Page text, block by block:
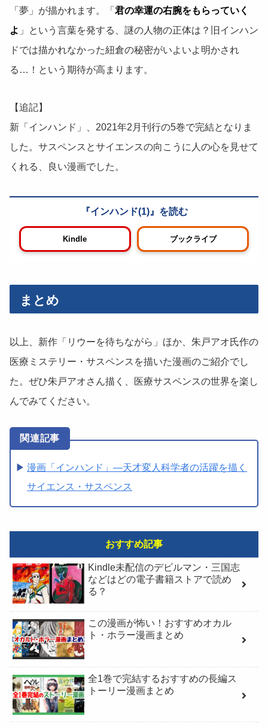
「夢」が描かれます。「 君の幸運の右腕をもらっていく
よ 」という言葉を発する、謎の人物の正体は？旧インハン
ドでは描かれなかった紐倉の秘密がいよいよ明かされ
る…！という期待が高まります。
【追記】
新「インハンド」、2021年2月刊行の5巻で完結となりま
した。サスペンスとサイエンスの向こうに人の心を見せて
くれる、良い漫画でした。
インハンド(1)
Kindle ブックライブ
まとめ
以上、新作「リウーを待ちながら」ほか、朱戸アオ氏作の
医療ミステリー・サスペンスを描いた漫画のご紹介でし
た。ぜひ朱戸アオさん描く、医療サスペンスの世界を楽し
んでみてください。
漫画「インハンド」―天才変人科学者の活躍を描く
サイエンス・サスペンス
おすすめ記事
Kindle未配信のデビルマン・三国志
などはどの電子書籍ストアで読め
る？
この漫画が怖い！おすすめオカル
ト・ホラー漫画まとめ
全1巻で完結するおすすめの長編ス
トーリー漫画まとめ